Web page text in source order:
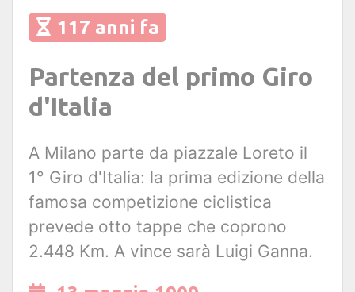
117 anni fa
Partenza del primo Giro
d'Italia
A Milano parte da piazzale Loreto il
1° Giro d'Italia: la prima edizione della
famosa competizione ciclistica
prevede otto tappe che coprono
2.448 Km. A vince sarà Luigi Ganna.